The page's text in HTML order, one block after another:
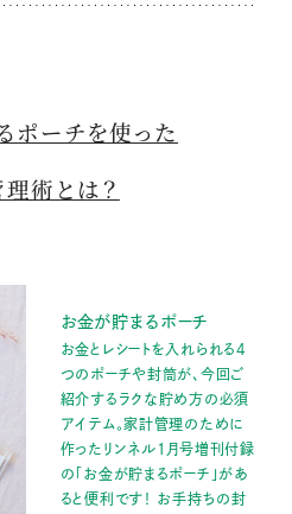
ポーチを使った
術とは？
お金が貯まるポーチ
お金とレシートを入れられる4
つのポーチや封筒が、今回ご
紹介するラクな貯め方の必須
アイテム。家計管理のために
作ったリンネル1月号増刊付録
の「お金が貯まるポーチ」があ
ると便利です！ お手持ちの封